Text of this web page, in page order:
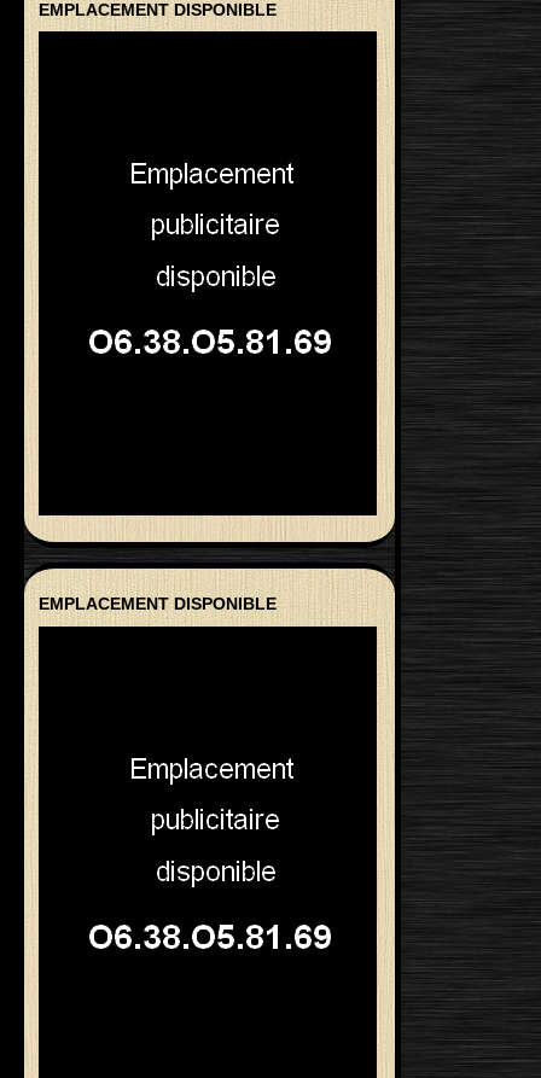
EMPLACEMENT DISPONIBLE
EMPLACEMENT DISPONIBLE